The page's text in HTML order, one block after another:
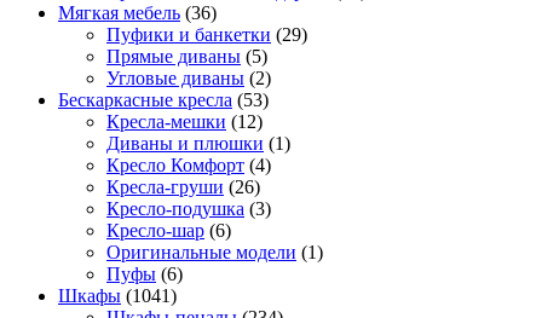
Мягкая мебель (36)
Пуфики и банкетки (29)
Прямые диваны (5)
Угловые диваны (2)
Бескаркасные кресла (53)
Кресла-мешки (12)
Диваны и плюшки (1)
Кресло Комфорт (4)
Кресла-груши (26)
Кресло-подушка (3)
Кресло-шар (6)
Оригинальные модели (1)
Пуфы (6)
Шкафы (1041)